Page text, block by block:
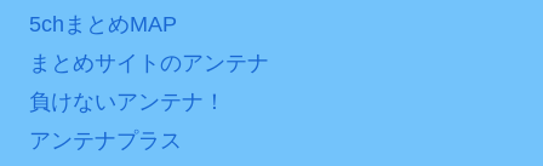
5chまとめMAP
まとめサイトのアンテナ
負けないアンテナ！
アンテナプラス